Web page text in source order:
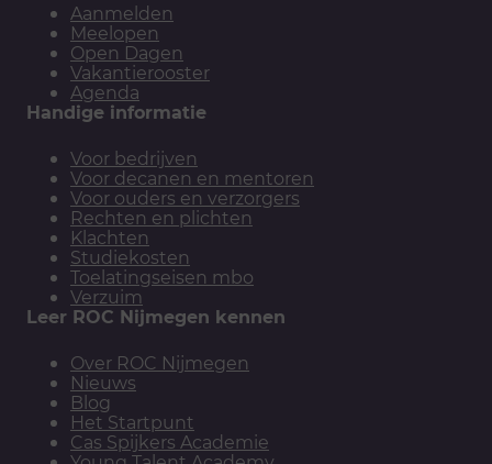
Aanmelden
Meelopen
Open Dagen
Vakantierooster
Agenda
Handige informatie
Voor bedrijven
Voor decanen en mentoren
Voor ouders en verzorgers
Rechten en plichten
Klachten
Studiekosten
Toelatingseisen mbo
Verzuim
Leer ROC Nijmegen kennen
Over ROC Nijmegen
Nieuws
Blog
Het Startpunt
Cas Spijkers Academie